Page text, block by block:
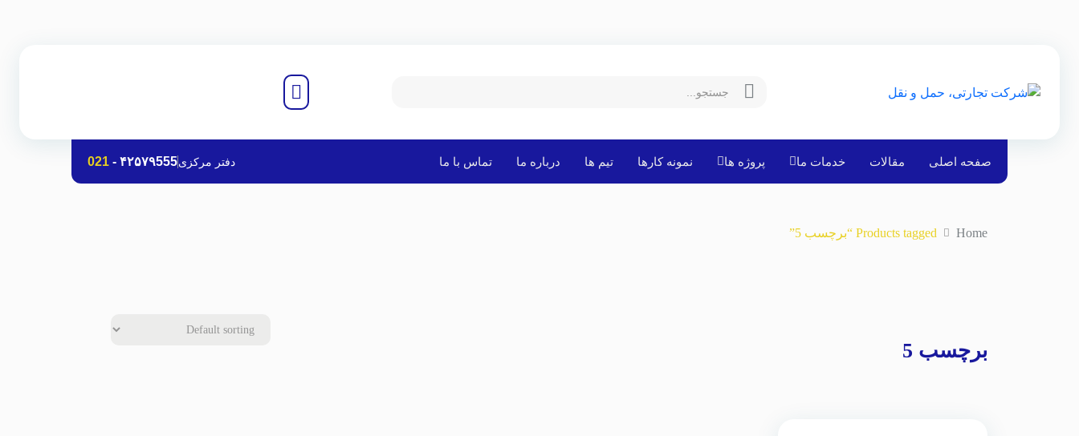
صفحه اصلی مقالات خدمات ما پروژه ها نمونه کارها تیم ها درباره ما تماس با ما دفتر مرکزی۴۲۵۷۹555 -
021
Home Products tagged “برچسب 5”
برچسب 5